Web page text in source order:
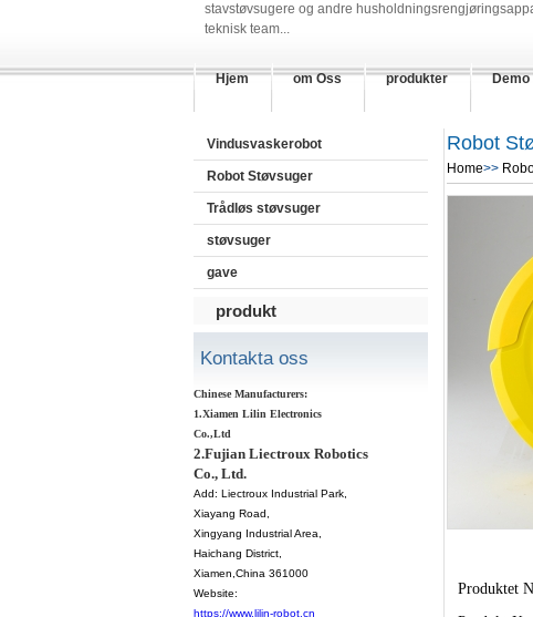
stavstøvsugere og andre
teknisk team...
Hjem om Oss produkter Demo
Vindusvaskerobot
Robot Støvsuger
Trådløs støvsuger
støvsuger
gave
produkt
Kontakta oss
Chinese Manufacturers:
1.Xiamen Lilin Electronics
Co.,Ltd
2.Fujian Liectroux Robotics
Co., Ltd.
Add: Liectroux Industrial Park,
Xiayang Road,
Xingyang Industrial Area,
Haichang District,
Xiamen ,China 361000
Website:
https://www.lilin-robot.cn
Robot
Home>>
Produktet